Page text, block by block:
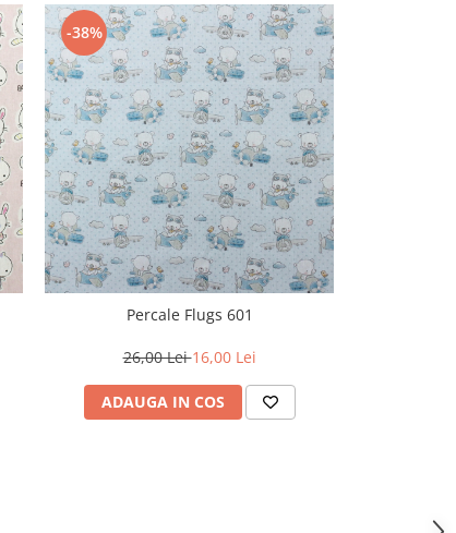
-38%
Percale Flugs 601
26,00 Lei16,00 Lei
ADAUGA IN COS